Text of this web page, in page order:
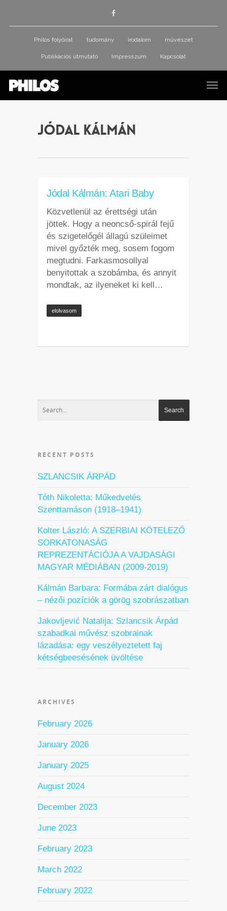
Philos folyóirat tudomány irodalom művészet
Publikációs útmutató Impresszum Kapcsolat
Jódal Kálmán
Jódal Kálmán: Atari Baby
Közvetlenül az érettségi után
jöttek. Hogy a neoncső-spirál fejű
és szigetelőgél állagú szüleimet
mivel győzték meg, sosem fogom
megtudni. Farkasmosollyal
benyitottak a szobámba, és annyit
mondtak, az ilyeneket ki kell…
elolvasom
RECENT POSTS
SZLANCSIK ÁRPÁD
Tóth Nikoletta: Műkedvelés
Szenttamáson (1918–1941)
Kolter László: A SZERBIAI KÖTELEZŐ
SORKATONASÁG
REPREZENTÁCIÓJA A VAJDASÁGI
MAGYAR MÉDIÁBAN (2009-2019)
Kálmán Barbara: Formába zárt dialógus
– nézői pozíciók a görög szobrászatban
Jakovljević Natalija: Szlancsik Árpád
szabadkai művész szobrainak
lázadása: egy veszélyeztetett faj
kétségbeesésének üvöltése
ARCHIVES
February 2026
January 2026
January 2025
August 2024
December 2023
June 2023
February 2023
March 2022
February 2022